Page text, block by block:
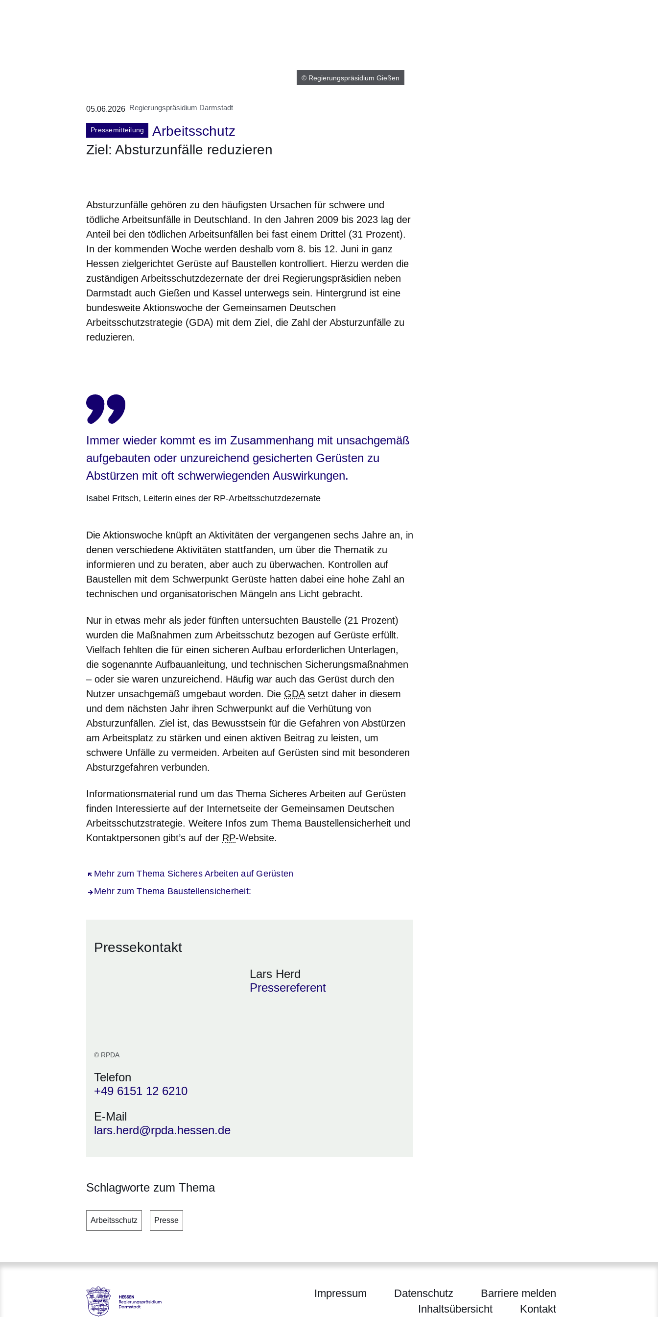
© Regierungspräsidium Gießen
05.06.2026 Regierungspräsidium Darmstadt
Pressemitteilung
Arbeitsschutz
Ziel: Absturzunfälle reduzieren
Absturzunfälle gehören zu den häufigsten Ursachen für schwere und
tödliche Arbeitsunfälle in Deutschland. In den Jahren 2009 bis 2023 lag der
Anteil bei den tödlichen Arbeitsunfällen bei fast einem Drittel (31 Prozent).
In der kommenden Woche werden deshalb vom 8. bis 12. Juni in ganz
Hessen zielgerichtet Gerüste auf Baustellen kontrolliert. Hierzu werden die
zuständigen Arbeitsschutzdezernate der drei Regierungspräsidien neben
Darmstadt auch Gießen und Kassel unterwegs sein. Hintergrund ist eine
bundesweite Aktionswoche der Gemeinsamen Deutschen
Arbeitsschutzstrategie (GDA) mit dem Ziel, die Zahl der Absturzunfälle zu
reduzieren.
Immer wieder kommt es im Zusammenhang mit unsachgemäß
aufgebauten oder unzureichend gesicherten Gerüsten zu
Abstürzen mit oft schwerwiegenden Auswirkungen.
Isabel Fritsch Leiterin eines der RP-Arbeitsschutzdezernate
Die Aktionswoche knüpft an Aktivitäten der vergangenen sechs Jahre an, in
denen verschiedene Aktivitäten stattfanden, um über die Thematik zu
informieren und zu beraten, aber auch zu überwachen. Kontrollen auf
Baustellen mit dem Schwerpunkt Gerüste hatten dabei eine hohe Zahl an
technischen und organisatorischen Mängeln ans Licht gebracht.
Nur in etwas mehr als jeder fünften untersuchten Baustelle (21 Prozent)
wurden die Maßnahmen zum Arbeitsschutz bezogen auf Gerüste erfüllt.
Vielfach fehlten die für einen sicheren Aufbau erforderlichen Unterlagen,
die sogenannte Aufbauanleitung, und technischen Sicherungsmaßnahmen
– oder sie waren unzureichend. Häufig war auch das Gerüst durch den
Nutzer unsachgemäß umgebaut worden. Die GDAsetzt daher in diesem
und dem nächsten Jahr ihren Schwerpunkt auf die Verhütung von
Absturzunfällen. Ziel ist, das Bewusstsein für die Gefahren von Abstürzen
am Arbeitsplatz zu stärken und einen aktiven Beitrag zu leisten, um
schwere Unfälle zu vermeiden. Arbeiten auf Gerüsten sind mit besonderen
Absturzgefahren verbunden.
Informationsmaterial rund um das Thema Sicheres Arbeiten auf Gerüsten
finden Interessierte auf der Internetseite der Gemeinsamen Deutschen
Arbeitsschutzstrategie. Weitere Infos zum Thema Baustellensicherheit und
Kontaktpersonen gibt’s auf der RP-Website.
Mehr zum Thema Sicheres Arbeiten auf Gerüsten
Öffnet sich in einem neuen Fenster
Mehr zum Thema Baustellensicherheit:
Pressekontakt
© RPDA
Lars Herd
Pressereferent
Telefon
+49 6151 12 6210
E-Mail
lars.herd@rpda.hessen.de
Schlagworte zum Thema
Arbeitsschutz Presse
Impressum Datenschutz
Barriere melden
Inhaltsübersicht
Kontakt